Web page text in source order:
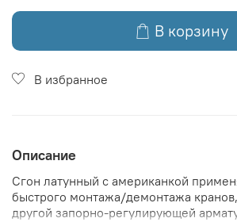
В корзину
В избранное
Описание
Сгон латунный с американкой
быстрого монтажа/демонтажа
другой запорно-регулирующей